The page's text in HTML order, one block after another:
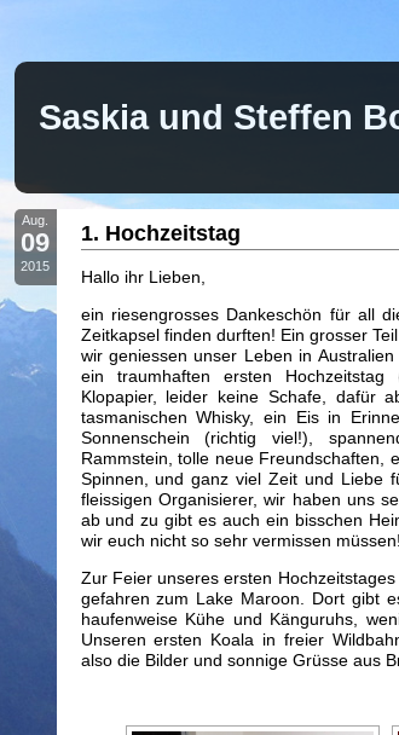
Saskia und Steffen
Aug.
09
2015
1. Hochzeitstag
Hallo ihr Lieben,
ein riesengrosses Dankeschön für all
Zeitkapsel finden durften! Ein grosser
wir geniessen unser Leben in
ein traumhaften ersten
Klopapier, leider keine Schafe, dafür
tasmanischen Whisky, ein Eis in
Sonnenschein (richtig viel!),
Rammstein, tolle neue Freundschaften,
Spinnen, und ganz viel Zeit und Liebe
fleissigen Organisierer, wir haben uns
ab und zu gibt es auch ein bisschen
wir euch nicht so sehr vermissen müssen!
Zur Feier unseres ersten
gefahren zum Lake Maroon. Dort gibt
haufenweise Kühe und Känguruhs,
Unseren ersten Koala in freier
also die Bilder und sonnige Grüsse aus